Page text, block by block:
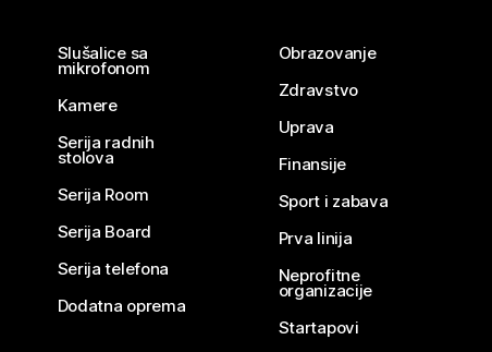
Slušalice sa
mikrofonom
Kamere
Serija radnih
stolova
Serija Room
Serija Board
Serija telefona
Dodatna oprema
Obrazovanje
Zdravstvo
Uprava
Finansije
Sport i zabava
Prva linija
Neprofitne
organizacije
Startapovi